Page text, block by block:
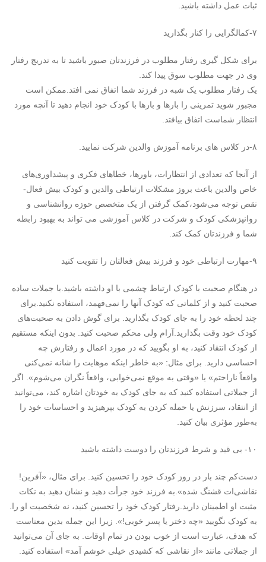
ثبات عمل داشته باشید.
۷-کمالگرایی را کنار بگذارید
برای شکل گیری رفتار مطلوب در فرزندتان صبور باشید تا به تدریج رفتار
وی در جهت مطلوب سوق پیدا کند.
یک رفتار مطلوب یک شبه در فرزند شما اتفاق نمی افتد.ممکن است
مجبور شوید تمرینی را بارها و بارها با کودک خود انجام دهید تا آنچه مورد
انتظار شماست اتفاق بیافتد.
۸-در کلاس های برنامه آموزش والدین شرکت نمایید.
از آنجا که تعدادی از انتظارات، باورها، خطاهای فکری و پیشداوری‌های
خاص والدین باعث بروز مشکلات ارتباطی والدین و کودک بیش فعال-
نقص توجه می‌شود،کمک گرفتن از یک متخصص حوزه روانشناسی و
روانپزشکی کودک و شرکت در کلاس آموزشی می تواند به بهبود رابطه
شما و فرزندتان کمک کند.
۹-مهارت ارتباطی خود و فرزند بیش فعالتان را تقویت کنید
در هنگام صحبت با کودک ارتباط چشمی با او داشته باشید.با جملات ساده
صحبت کنید و از کلماتی که کودک آنها را نمی‌فهمد، استفاده نکنید.برای
چند لحظه خود را به جای کودک بگذارید. برای گوش دادن به صحبت‌های
کودک خود وقت بگذارید.آرام ولی محکم صحبت کنید. بدون اینکه مستقیم
از کودک انتقاد کنید، به او بگویید که در مورد اعمال و رفتارش چه
احساسی دارید. برای مثال: «به خاطر اینکه موهایت را شانه نمی‌کنی
واقعاً ناراحتم» یا «وقتی به موقع نمی‌خوابی، واقعاً نگران می‌شوم». اگر
از جملاتی استفاده کنید که به جای کودک به خودتان اشاره کند، می‌توانید
از انتقاد، سرزنش یا حمله کردن به کودک بپرهیزید و احساسات خود را
به‌طور مؤثری بیان کنید.
۱۰- بی قید و شرط فرزندتان را دوست داشته باشید
دست‌کم چند بار در روز کودک خود را تحسین کنید. برای مثال، «آفرین!
نقاشی‌ات قشنگ شده»‏.به فرزند خود جرأت دهید و نشان دهید به نکات
مثبت او اطمینان دارید.رفتار کودک خود را تحسین کنید، نه شخصیت او را.
به کودک نگویید «چه دختر یا پسر خوبی!». زیرا این جمله بدین معناست
که هدف، عبارت است از خوب بودن در تمام اوقات. به جای آن می‌توانید
از جملاتی مانند «از نقاشی که کشیدی خیلی خوشم آمد» استفاده کنید.